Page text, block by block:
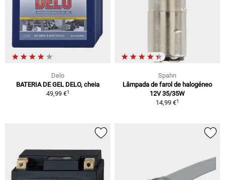
Delo
BATERIA DE GEL DELO, cheia
49,99 €1
Spahn
Lâmpada de farol de halogéneo
12V 35/35W
14,99 €1